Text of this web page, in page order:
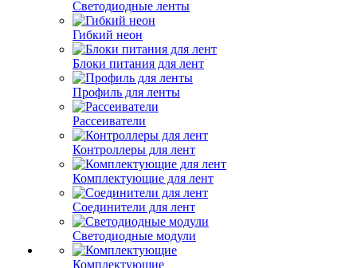
Светодиодные ленты
Гибкий неон
Блоки питания для лент
Профиль для ленты
Рассеиватели
Контроллеры для лент
Комплектующие для лент
Соединители для лент
Светодиодные модули
Комплектующие